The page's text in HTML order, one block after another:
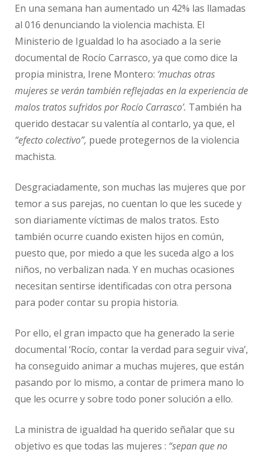
En una semana han aumentado un 42% las llamadas
al 016 denunciando la violencia machista. El
Ministerio de Igualdad lo ha asociado a la serie
documental de Rocío Carrasco, ya que como dice la
propia ministra, Irene Montero: ‘muchas otras
mujeres se verán también reflejadas en la experiencia de
malos tratos sufridos por Rocío Carrasco’. También ha
querido destacar su valentía al contarlo, ya que, el
“efecto colectivo”, puede protegernos de la violencia
machista.
Desgraciadamente, son muchas las mujeres que por
temor a sus parejas, no cuentan lo que les sucede y
son diariamente víctimas de malos tratos. Esto
también ocurre cuando existen hijos en común,
puesto que, por miedo a que les suceda algo a los
niños, no verbalizan nada. Y en muchas ocasiones
necesitan sentirse identificadas con otra persona
para poder contar su propia historia.
Por ello, el gran impacto que ha generado la serie
documental ‘Rocío, contar la verdad para seguir viva’,
ha conseguido animar a muchas mujeres, que están
pasando por lo mismo, a contar de primera mano lo
que les ocurre y sobre todo poner solución a ello.
La ministra de igualdad ha querido señalar que su
objetivo es que todas las mujeres : “sepan que no